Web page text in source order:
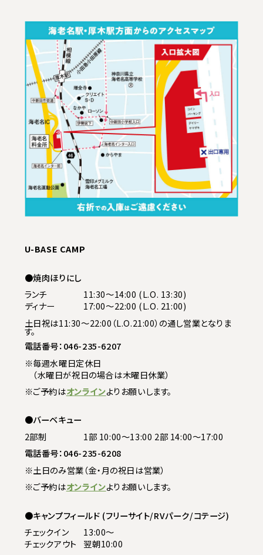
U-BASE CAMP
焼肉ほりにし
ランチ
11:30〜14:00 (L.O. 13:30)
ディナー
17:00〜22:00 (L.O. 21:00)
土日祝は11:30〜22:00（L.O.21:00）の通し営業となりま
す。
電話番号：046-235-6207
※毎週水曜日定休日
（水曜日が祝日の場合は木曜日休業）
※ご予約はオンラインよりお願いします。
バーベキュー
2部制
1部 10:00～13:00 2部 14:00～17:00
電話番号：046-235-6208
※土日のみ営業（金・月の祝日は営業）
※ご予約はオンラインよりお願いします。
キャンプフィールド (フリーサイト/RVパーク/コテージ)
チェックイン
13:00〜
チェックアウト
翌朝10:00